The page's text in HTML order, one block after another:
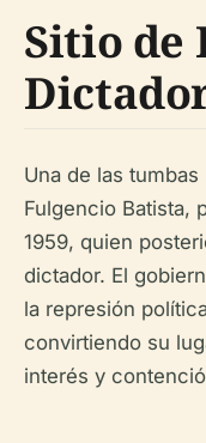
Sitio de
Una de las
Fulgencio Batista,
1959, quien
dictador. El
la represión
convirtiendo su
interés y